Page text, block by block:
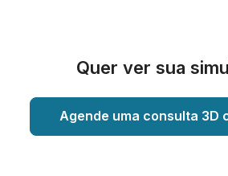
Quer ver sua
Agende uma consulta 3D